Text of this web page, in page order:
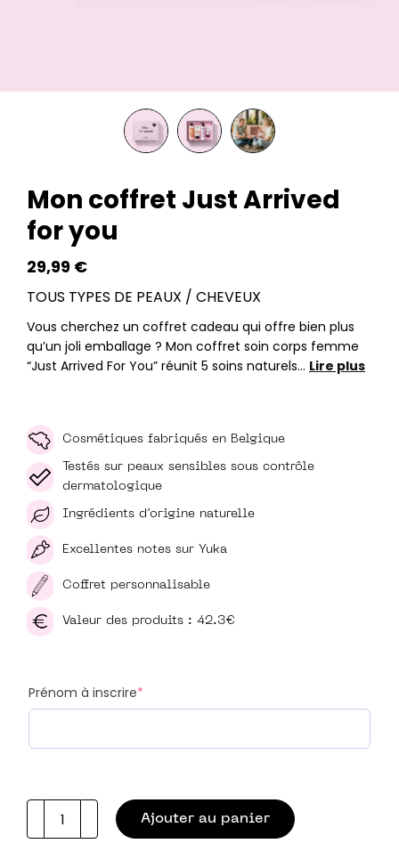
Mon coffret Just Arrived
for you
29,99 €
TOUS TYPES DE PEAUX / CHEVEUX
Vous cherchez un coffret cadeau qui offre bien plus
qu’un joli emballage ? Mon coffret soin corps femme
“Just Arrived For You” réunit 5 soins naturels… Lire plus
Cosmétiques fabriqués en Belgique
Testés sur peaux sensibles sous contrôle
dermatologique
Ingrédients d’origine naturelle
Excellentes notes sur Yuka
Coffret personnalisable
Valeur des produits : 42.3€
Prénom à inscrire*
quantité
de
Ajouter au panier